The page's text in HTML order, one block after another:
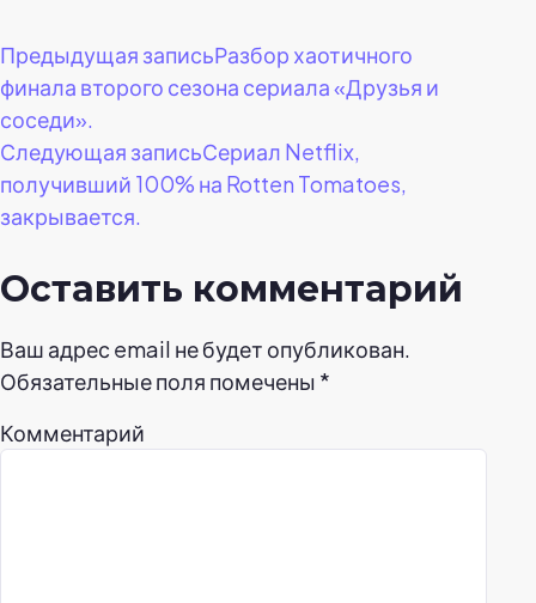
Навигация
по
записям
Предыдущая записьРазбор хаотичного
финала второго сезона сериала «Друзья и
соседи».
Следующая записьСериал Netflix,
получивший 100% на Rotten Tomatoes,
закрывается.
Оставить комментарий
Ваш адрес email не будет опубликован.
Обязательные поля помечены *
Комментарий